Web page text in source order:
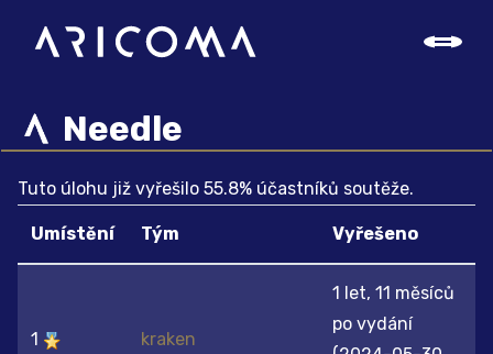
Needle
Tuto úlohu již vyřešilo 55.8% účastníků soutěže.
Umístění Tým Vyřešeno
1 kraken
1 let, 11 měsíců
po vydání